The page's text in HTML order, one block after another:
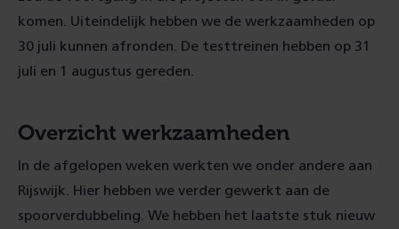
komen. Uiteindelijk hebben we de werkzaamheden op
30 juli kunnen afronden. De testtreinen hebben op 31
juli en 1 augustus gereden.
Overzicht werkzaamheden
In de afgelopen weken werkten we onder andere aan
Rijswijk. Hier hebben we verder gewerkt aan de
spoorverdubbeling. We hebben het laatste stuk nieuw